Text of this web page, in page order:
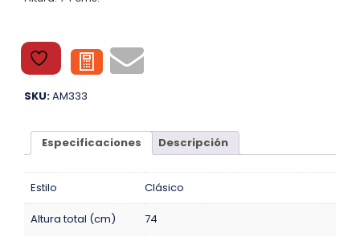
SKU:AM333
Especificaciones Descripción
Estilo Clásico
Altura total (cm) 74